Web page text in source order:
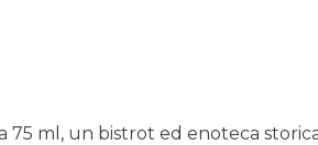
ml, un bistrot ed enoteca